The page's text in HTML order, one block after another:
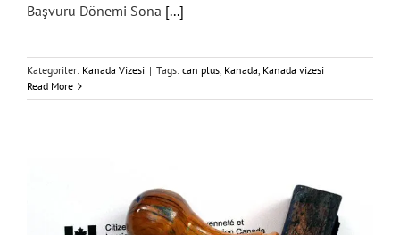
Başvuru Dönemi Sona [...]
Kategoriler: Kanada Vizesi | Tags: can plus, Kanada, Kanada vizesi
Read More